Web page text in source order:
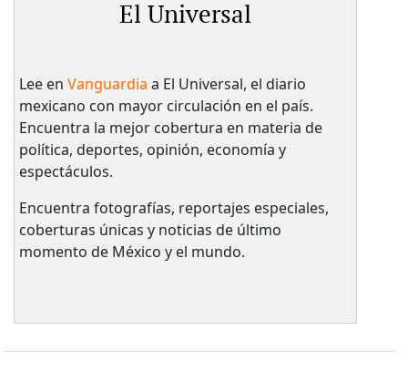
El Universal
Lee en Vanguardia a El Universal, el diario
mexicano con mayor circulación en el país.​
Encuentra la mejor cobertura en materia de
política, deportes, opinión, economía y
espectáculos.
Encuentra fotografías, reportajes especiales,
coberturas únicas y noticias de último
momento de México y el mundo.